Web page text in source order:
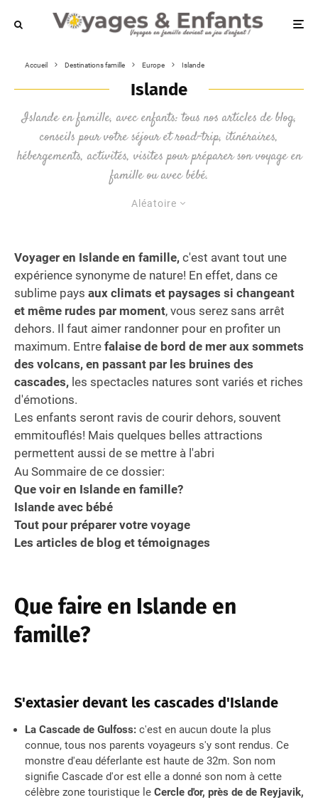
Accueil Destinations famille Europe Islande
Islande
Islande en famille, avec enfants: tous nos articles de blog,
conseils pour votre séjour et road-trip, itinéraires,
hébergements, activités, visites pour préparer son voyage en
famille ou avec bébé.
Aléatoire
Voyager en Islande en famille, c'est avant tout une
expérience synonyme de nature! En effet, dans ce
sublime pays aux climats et paysages si changeant
et même rudes par moment, vous serez sans arrêt
dehors. Il faut aimer randonner pour en profiter un
maximum. Entre falaise de bord de mer aux sommets
des volcans, en passant par les bruines des
cascades, les spectacles natures sont variés et riches
d'émotions.
Les enfants seront ravis de courir dehors, souvent
emmitouflés! Mais quelques belles attractions
permettent aussi de se mettre à l'abri
Au Sommaire de ce dossier:
Que voir en Islande en famille?
Islande avec bébé
Tout pour préparer votre voyage
Les articles de blog et témoignages
Que faire en Islande en
famille?
S'extasier devant les cascades d'Islande
La Cascade de Gulfoss: c'est en aucun doute la plus
connue, tous nos parents voyageurs s'y sont rendus. Ce
monstre d'eau déferlante est haute de 32m. Son nom
signifie Cascade d'or est elle a donné son nom à cette
célèbre zone touristique le Cercle d'or, près de de Reyjavik,